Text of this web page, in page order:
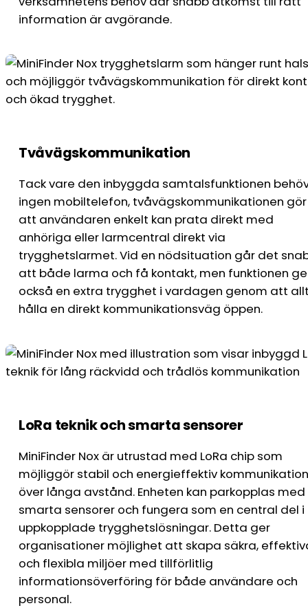
information är avgörande.
Tvåvägskommunikation
Tack vare den inbyggda samtalsfunktionen
ingen mobiltelefon, tvåvägskommunikationen gör
att användaren enkelt kan prata direkt med
anhöriga eller larmcentral direkt via
trygghetslarmet. Vid en nödsituation går det
att både larma och få kontakt, men funktionen
också en extra trygghet i vardagen genom att
hålla en direkt kommunikationsväg öppen.
LoRa teknik och smarta sensorer
MiniFinder Nox är utrustad med LoRa chip som
möjliggör stabil och energieffektiv
över långa avstånd. Enheten kan parkopplas med
smarta sensorer och fungera som en central del i
uppkopplade trygghetslösningar. Detta ger
organisationer möjlighet att skapa säkra,
och flexibla miljöer med tillförlitlig
informationsöverföring för både användare och
personal.